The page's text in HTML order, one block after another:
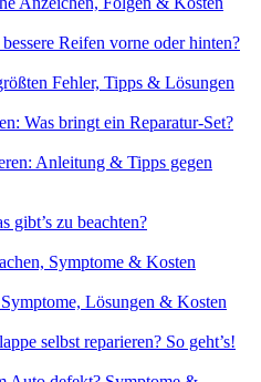
Reifen vorne oder hinten?
Fehler, Tipps & Lösungen
Was bringt ein Reparatur-Set?
Anleitung & Tipps gegen
gibt’s zu beachten?
Symptome & Kosten
Lösungen & Kosten
selbst reparieren? So geht’s!